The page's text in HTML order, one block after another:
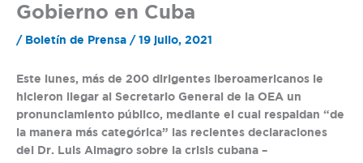
Gobierno en Cuba
/ Boletín de Prensa / 19 julio, 2021
Este lunes, más de 200 dirigentes iberoamericanos le
hicieron llegar al Secretario General de la OEA un
pronunciamiento público, mediante el cual respaldan “de
la manera más categórica” las recientes declaraciones
del Dr. Luis Almagro sobre la crisis cubana –